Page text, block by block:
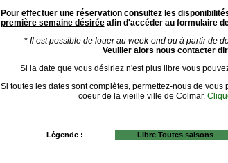
Pour effectuer une réservation consultez les
première semaine désiréeafin d'accéder au formulaire
* Il est possible de louer au week-end ou à partir de
Veuiller alors nous contacter
Si la date que vous désiriez n'est plus libre vous
Si toutes les dates sont complètes, permettez-nous de
coeur de la vieille ville de Colmar.
Légende : Libre Toutes saisons